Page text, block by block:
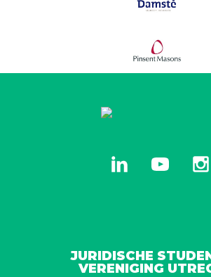
JURIDISCHE
VERENIGING